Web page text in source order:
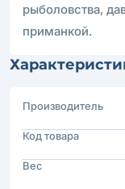
рыболовства,
приманкой.
Производитель
Код товара
Вес